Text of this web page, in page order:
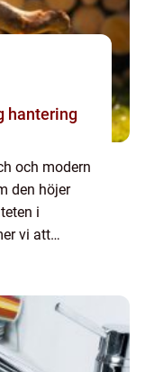
hantering
och modern
den höjer
i
vi att